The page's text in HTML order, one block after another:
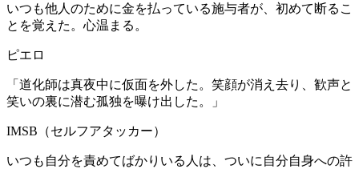
いつも他人のために金を払っている施与者が、初めて断るこ
とを覚えた。心温まる。
ピエロ
「道化師は真夜中に仮面を外した。笑顔が消え去り、歓声と
笑いの裏に潜む孤独を曝け出した。」
IMSB（セルフアタッカー）
いつも自分を責めてばかりいる人は、ついに自分自身への許